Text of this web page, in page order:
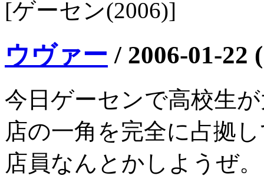
[ゲーセン(2006)]
ウヴァー / 2006-01-22
今日ゲーセンで高校生
店の一角を完全に占拠
店員なんとかしようぜ。